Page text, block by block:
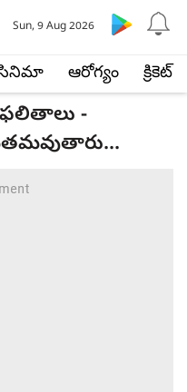
సినిమా ఆరోగ్యం క్రికెట్
Sun, 9 Aug 2026
-